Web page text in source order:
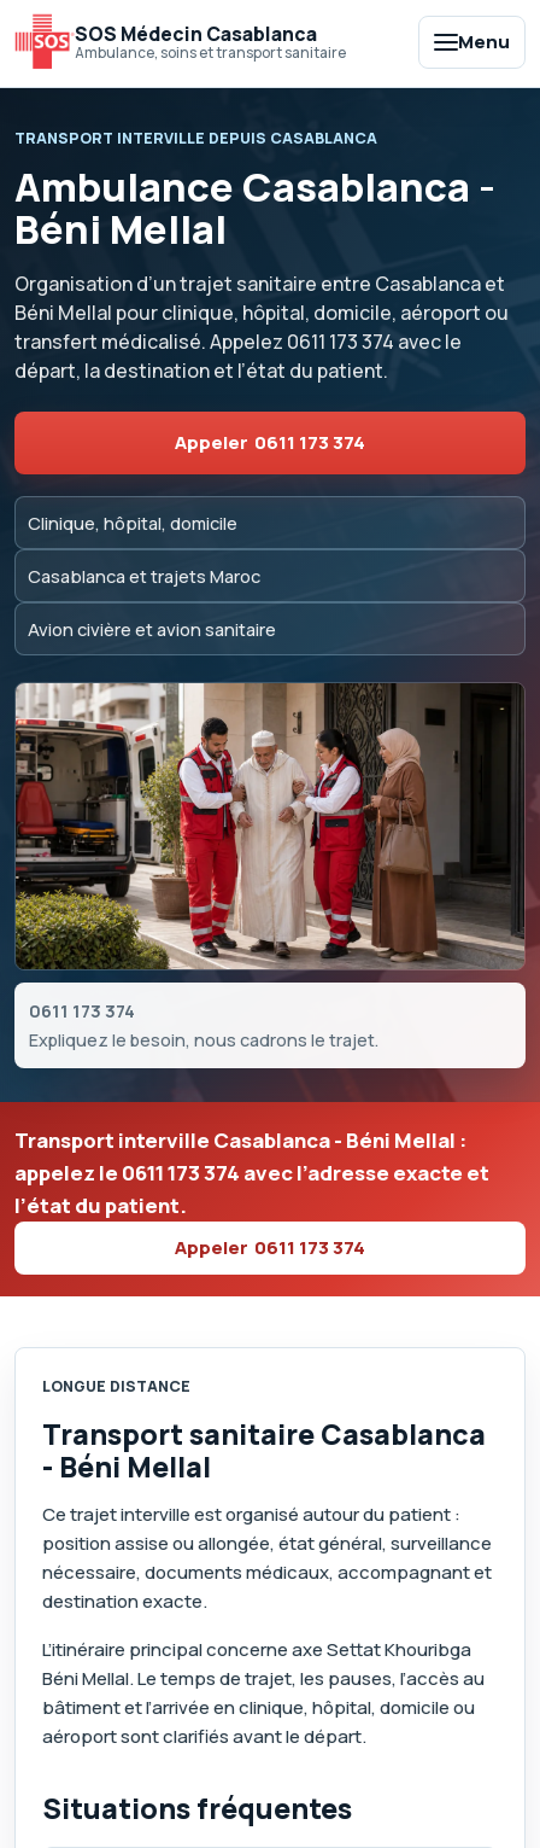
SOS Médecin Casablanca
Ambulance, soins et transport sanitaire Menu
TRANSPORT INTERVILLE DEPUIS CASABLANCA
Ambulance Casablanca -
Béni Mellal
Organisation d’un trajet sanitaire entre Casablanca et
Béni Mellal pour clinique, hôpital, domicile, aéroport ou
transfert médicalisé. Appelez 0611 173 374 avec le
départ, la destination et l’état du patient.
Appeler 0611 173 374
Clinique, hôpital, domicile
Casablanca et trajets Maroc
Avion civière et avion sanitaire
0611 173 374
Expliquez le besoin, nous cadrons le trajet.
Transport interville Casablanca - Béni Mellal :
appelez le 0611 173 374 avec l’adresse exacte et
l’état du patient.
Appeler 0611 173 374
LONGUE DISTANCE
Transport sanitaire Casablanca
- Béni Mellal
Ce trajet interville est organisé autour du patient :
position assise ou allongée, état général, surveillance
nécessaire, documents médicaux, accompagnant et
destination exacte.
L’itinéraire principal concerne axe Settat Khouribga
Béni Mellal. Le temps de trajet, les pauses, l’accès au
bâtiment et l’arrivée en clinique, hôpital, domicile ou
aéroport sont clarifiés avant le départ.
Situations fréquentes